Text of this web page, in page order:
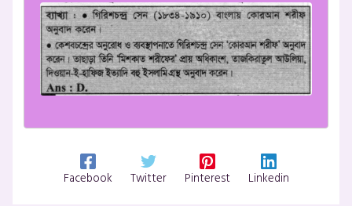
Facebook Twitter Pinterest Linkedin